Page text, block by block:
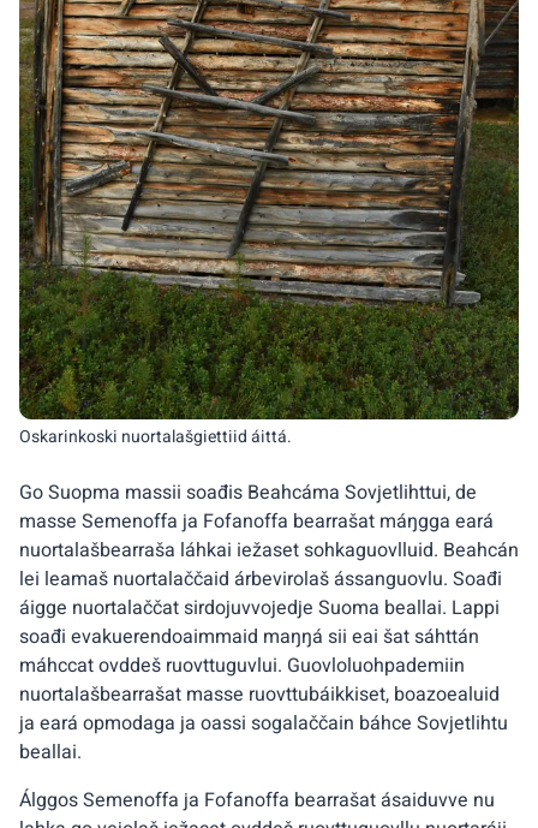
Go Suopma massii soađis Beahcáma Sovjetlihttui, de
masse Semenoffa ja Fofanoffa bearrašat máŋgga eará
nuortalašbearraša láhkai iežaset sohkaguovlluid. Beahcán
lei leamaš nuortalaččaid árbevirolaš ássanguovlu. Soađi
áigge nuortalaččat sirdojuvvojedje Suoma beallai. Lappi
soađi evakuerendoaimmaid maŋŋá sii eai šat sáhttán
máhccat ovddeš ruovttuguvlui. Guovloluohpademiin
nuortalašbearrašat masse ruovttubáikkiset, boazoealuid
ja eará opmodaga ja oassi sogalaččain báhce Sovjetlihtu
beallai.
Álggos Semenoffa ja Fofanoffa bearrašat ásaiduvve nu
Oskarinkoski nuortalašgiettiid áittá.